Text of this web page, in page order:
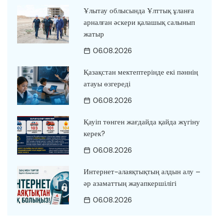
Ұлытау облысында Ұлттық ұланға
арналған әскери қалашық салынып
жатыр
06.08.2026
Қазақстан мектептерінде екі пәннің
атауы өзгереді
06.08.2026
Қауіп төнген жағдайда қайда жүгіну
керек?
06.08.2026
Интернет-алаяқтықтың алдын алу –
әр азаматтың жауапкершілігі
06.08.2026